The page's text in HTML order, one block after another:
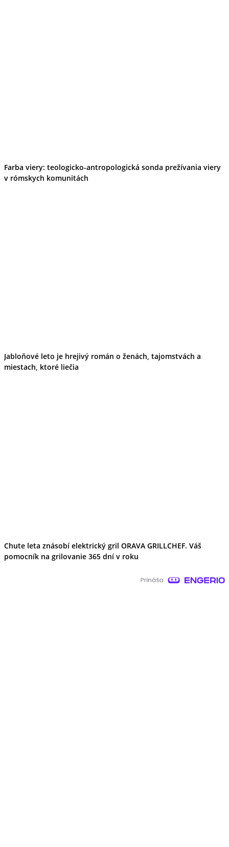
Farba viery: teologicko-antropologická sonda prežívania viery
v rómskych komunitách
Jabloňové leto je hrejivý román o ženách, tajomstvách a
miestach, ktoré liečia
Chute leta znásobí elektrický gril ORAVA GRILLCHEF. Váš
pomocník na grilovanie 365 dní v roku